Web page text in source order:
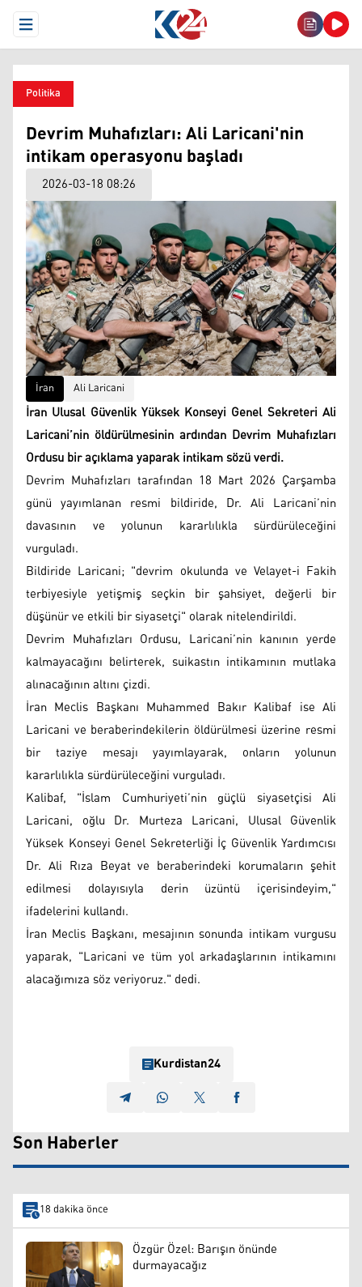
Open Menu
Politika
Devrim Muhafızları: Ali Laricani'nin
intikam operasyonu başladı
2026-03-18 08:26
İran Ali Laricani
İran Ulusal Güvenlik Yüksek Konseyi Genel Sekreteri Ali
Laricani’nin öldürülmesinin ardından Devrim Muhafızları
Ordusu bir açıklama yaparak intikam sözü verdi.
Devrim Muhafızları tarafından 18 Mart 2026 Çarşamba
günü yayımlanan resmi bildiride, Dr. Ali Laricani’nin
davasının ve yolunun kararlılıkla sürdürüleceğini
vurguladı.
Bildiride Laricani; "devrim okulunda ve Velayet-i Fakih
terbiyesiyle yetişmiş seçkin bir şahsiyet, değerli bir
düşünür ve etkili bir siyasetçi" olarak nitelendirildi.
Devrim Muhafızları Ordusu, Laricani’nin kanının yerde
kalmayacağını belirterek, suikastın intikamının mutlaka
alınacağının altını çizdi.
İran Meclis Başkanı Muhammed Bakır Kalibaf ise Ali
Laricani ve beraberindekilerin öldürülmesi üzerine resmi
bir taziye mesajı yayımlayarak, onların yolunun
kararlılıkla sürdürüleceğini vurguladı.
Kalibaf, "İslam Cumhuriyeti’nin güçlü siyasetçisi Ali
Laricani, oğlu Dr. Murteza Laricani, Ulusal Güvenlik
Yüksek Konseyi Genel Sekreterliği İç Güvenlik Yardımcısı
Dr. Ali Rıza Beyat ve beraberindeki korumaların şehit
edilmesi dolayısıyla derin üzüntü içerisindeyim,"
ifadelerini kullandı.
İran Meclis Başkanı, mesajının sonunda intikam vurgusu
yaparak, "Laricani ve tüm yol arkadaşlarının intikamını
alacağımıza söz veriyoruz." dedi.
Kurdistan24
Son Haberler
18 dakika önce
Özgür Özel: Barışın önünde
durmayacağız